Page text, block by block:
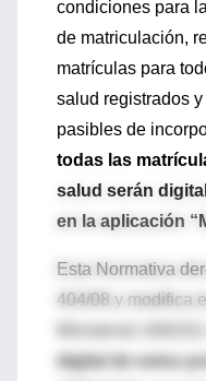
condiciones para
de matriculación,
matrículas para
salud registrados
pasibles de
todas las
salud serán
en la aplicación
Esta Normativa
404/08 y modifica
digital de estos